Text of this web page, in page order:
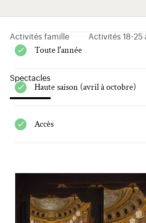
Activités famille Activités 18-25
Spectacles
Toute l'année
Haute saison (avril à octobre)
Accès